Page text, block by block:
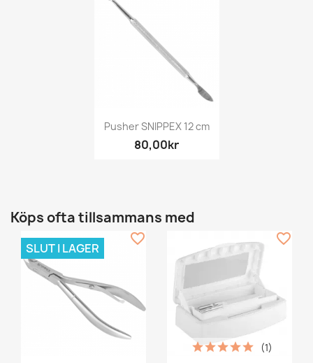
Pusher SNIPPEX 12 cm
80,00kr
Köps ofta tillsammans med
SLUT I LAGER
favorite_border
(1)
favorite_border